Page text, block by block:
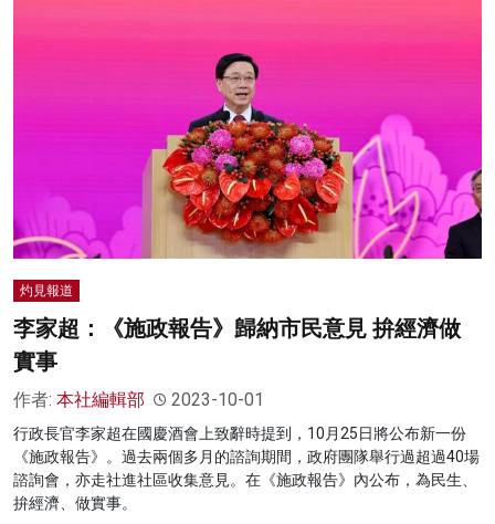
灼見報道
李家超：《施政報告》歸納市民意見 拚經濟做
實事
作者: 本社編輯部 2023-10-01
行政長官李家超在國慶酒會上致辭時提到，10月25日將公布新一份
《施政報告》。過去兩個多月的諮詢期間，政府團隊舉行過超過40場
諮詢會，亦走社進社區收集意見。在《施政報告》內公布，為民生、
拚經濟、做實事。